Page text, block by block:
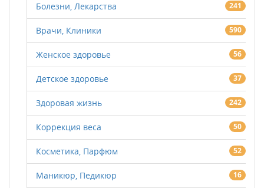
Болезни, Лекарства 241
Врачи, Клиники 590
Женское здоровье 56
Детское здоровье 37
Здоровая жизнь 242
Коррекция веса 50
Косметика, Парфюм 52
Маникюр, Педикюр 16